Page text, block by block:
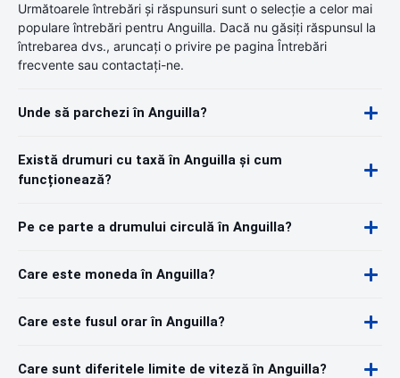
Următoarele întrebări și răspunsuri sunt o selecție a celor mai
populare întrebări pentru Anguilla. Dacă nu găsiți răspunsul la
întrebarea dvs., aruncați o privire pe pagina Întrebări
frecvente sau contactați-ne.
Unde să parchezi în Anguilla?
Există drumuri cu taxă în Anguilla și cum
funcționează?
Pe ce parte a drumului circulă în Anguilla?
Care este moneda în Anguilla?
Care este fusul orar în Anguilla?
Care sunt diferitele limite de viteză în Anguilla?